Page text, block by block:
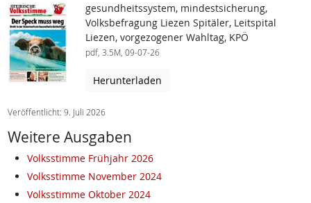
gesundheitssystem, mindestsicherung,
Volksbefragung Liezen Spitäler, Leitspital
Liezen, vorgezogener Wahltag, KPÖ
pdf, 3.5M, 09-07-26
Herunterladen
Veröffentlicht: 9. Juli 2026
Weitere Ausgaben
Volksstimme Frühjahr 2026
Volksstimme November 2024
Volksstimme Oktober 2024